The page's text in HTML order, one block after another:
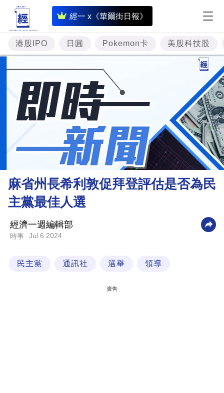
經一 x《華爾街日報》
即
時
財
經
專
題
投
資
樓
市
財
商
業
港股IPO 日圓 Pokemon卡 美股科技股
麻省州長希利敦促拜登評估是否為民
主黨最佳人選
經濟一週編輯部
時事 Jul 6 2024
民主黨 通訊社 選舉 領導
廣告